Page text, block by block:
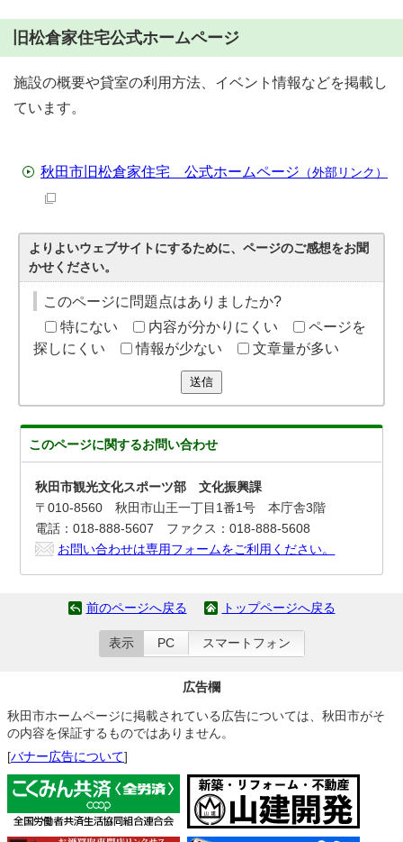
旧松倉家住宅公式ホームページ
施設の概要や貸室の利用方法、イベント情報などを掲載し
ています。
秋田市旧松倉家住宅 公式ホームページ （外部リンク）
よりよいウェブサイトにするために、ページのご感想をお聞
かせください。
このページに問題点はありましたか?
特にない
内容が分かりにくい
ページを
探しにくい
情報が少ない 文章量が多い
送信
このページに関するお問い合わせ
秋田市観光文化スポーツ部 文化振興課
〒010-8560 秋田市山王一丁目1番1号 本庁舎3階
電話：018-888-5607 ファクス：018-888-5608
お問い合わせは専用フォームをご利用ください。
前のページへ戻る トップページへ戻る
表示 PC スマートフォン
広告欄
秋田市ホームページに掲載されている広告については、秋田市がそ
の内容を保証するものではありません。
[バナー広告について]